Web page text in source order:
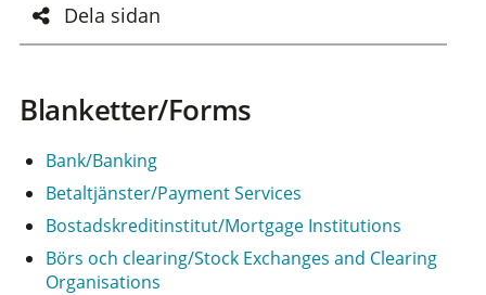
Dela sidan
Blanketter/Forms
Bank/Banking
Betaltjänster/Payment Services
Bostadskreditinstitut/Mortgage Institutions
Börs och clearing/Stock Exchanges and Clearing
Organisations